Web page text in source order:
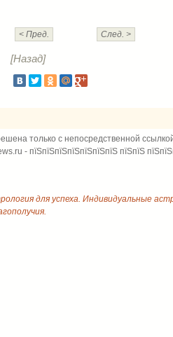
< Пред. След. >
[Назад]
только с непосредственной
- пїЅпїЅпїЅпїЅпїЅпїЅпїЅ пїЅпїЅ